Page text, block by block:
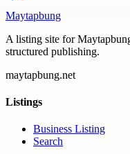
Maytapbung
A listing site for
structured publishing.
maytapbung.net
Listings
Business Listing
Search